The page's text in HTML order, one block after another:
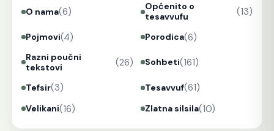
O nama(6)
Općenito o
tesavvufu
(13)
Pojmovi(4) Porodica(6)
Razni poučni
tekstovi
(26) Sohbeti(161)
Tefsir(3) Tesavvuf(61)
Velikani(16) Zlatna silsila(10)